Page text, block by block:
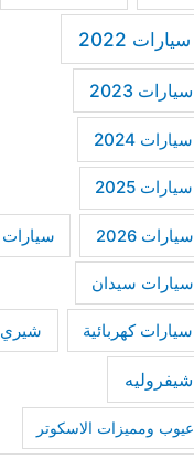
سيارات 2022
سيارات 2023
سيارات 2024
سيارات 2025
سيارات 2026 سيارات suv
سيارات سيدان
سيارات كهربائية شيري
شيفروليه
عيوب ومميزات الاسكوتر